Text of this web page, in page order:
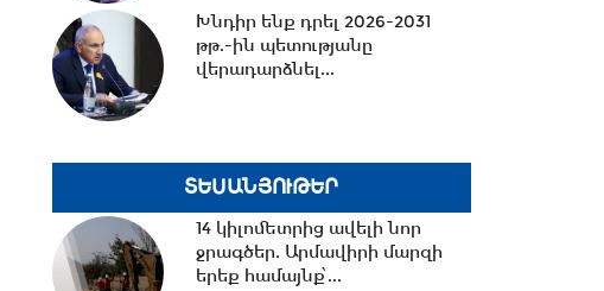
18:48 -Փոխխոսնակի
ընտրությունից մինչև Մարտի 1,
արտաքին
Աննա Գրիգորյանի և Լևոն
Քոչարյանի կոչերը...
18:16 -Վահագն Ալեքսանյանն
Խնդիր ենք դրել 2026-2031
թթ.-ին պետությանը
վերադարձնել...
ՏԵՍԱՆՅՈՒԹԵՐ
14 կիլոմետրից ավելի նոր
ջրագծեր. Արմավիրի մարզի
երեք համայնք՝...